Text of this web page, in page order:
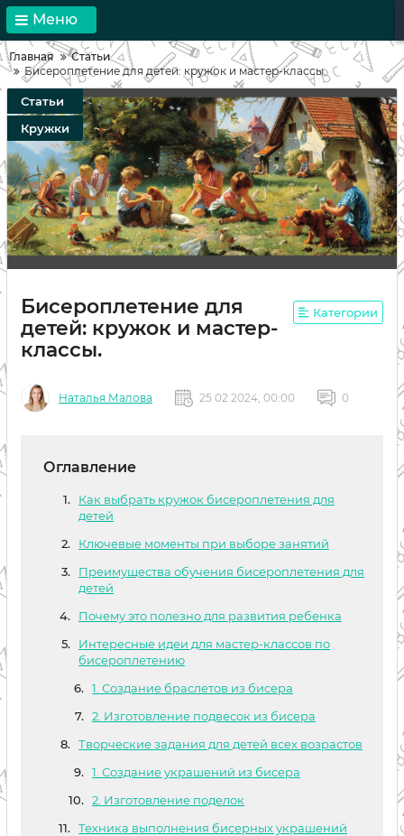
Меню
Главная
Статьи
Бисероплетение для детей: кружок и мастер-классы.
Статьи
Кружки
Бисероплетение для
детей: кружок и мастер-
классы.
Категории
Наталья Малова 25 02 2024, 00:00 0
Оглавление
Как выбрать кружок бисероплетения для
детей
Ключевые моменты при выборе занятий
Преимущества обучения бисероплетения для
детей
Почему это полезно для развития ребенка
Интересные идеи для мастер-классов по
бисероплетению
1. Создание браслетов из бисера
2. Изготовление подвесок из бисера
Творческие задания для детей всех возрастов
1. Создание украшений из бисера
2. Изготовление поделок
Техника выполнения бисерных украшений